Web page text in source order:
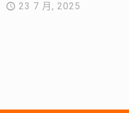
23 7 月, 2025